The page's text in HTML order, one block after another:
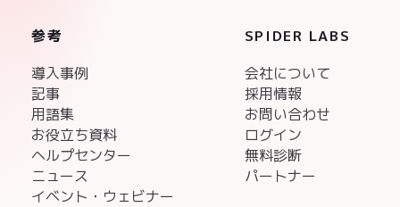
参考
導入事例
記事
用語集
お役立ち資料
ヘルプセンター
ニュース
イベント・ウェビナー
SPIDER LABS
会社について
採用情報
お問い合わせ
ログイン
無料診断
パートナー